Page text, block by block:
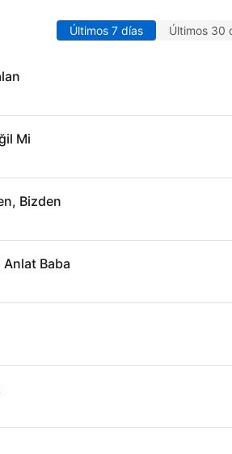
Últimos 7 días Últimos 30
Mi
Bizden
Anlat Baba